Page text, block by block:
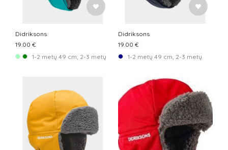
Didriksons
19.00 €
1-2 metų 49 cm, 2-3 metų 51 cm
Didriksons
19.00 €
1-2 metų 49 cm, 2-3 metų 51 cm